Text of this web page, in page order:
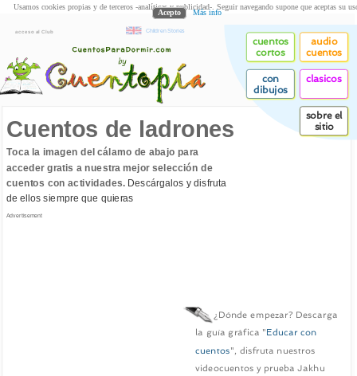
acceso al Club Children Stories
cuentos
cortos
audio
cuentos
con
dibujos
clasicos
sobre el
sitio
Cuentos de ladrones
Toca la imagen del cálamo de abajo para
acceder gratis a nuestra mejor selección de
cuentos con actividades.Descárgalos y disfruta
de ellos siempre que quieras
Advertisement
¿Dónde empezar? Descarga
la guía gráfica "Educar con
cuentos", disfruta nuestros
videocuentos y prueba Jakhu
Usamos cookies propias y de terceros -analíticas y publicidad-. Seguir navegando supone que aceptas su
Acepto Más info